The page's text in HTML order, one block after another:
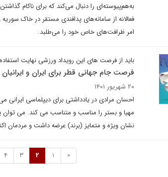
به‌هم‌پیوسته‌ای را دنبال می‌کند که برای ناکام
فعالانه از سامانه‌های پدافندی مستقر در خاک
امر ظرافت‌های خاص خود را می‌طلبد.
باید از فرصت های این رویداد ورزشی نهایت استفاده
فرصت جام جهانی قطر برای ایران و ایرانیان
۲۰ شهریور ۱۴۰۱
احسان مرادی در یادداشتی برای دیپلماسی
مهیا و بستر را مناسب و متناسب می کند. می توان
نشان ویژه و متمایز (برند) عرضه داشت و مردمان
«
1
2
3
4